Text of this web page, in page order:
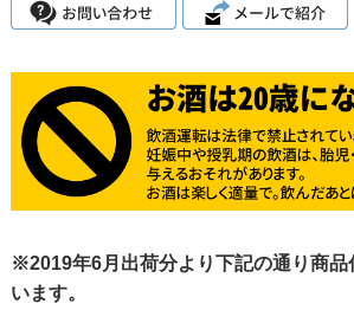
※2019年6月出荷分より下記の通り商品
います。